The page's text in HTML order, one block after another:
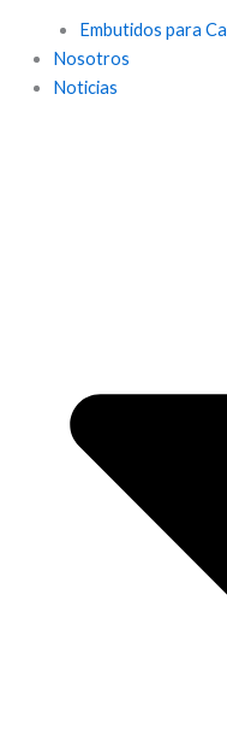
Embutidos para
Nosotros
Noticias